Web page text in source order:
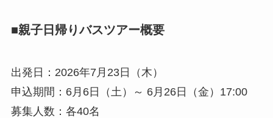
■親子日帰りバスツアー概要
出発日：2026年7月23日（木）
申込期間：6月6日（土）～ 6月26日（金）17:00
募集人数：各40名